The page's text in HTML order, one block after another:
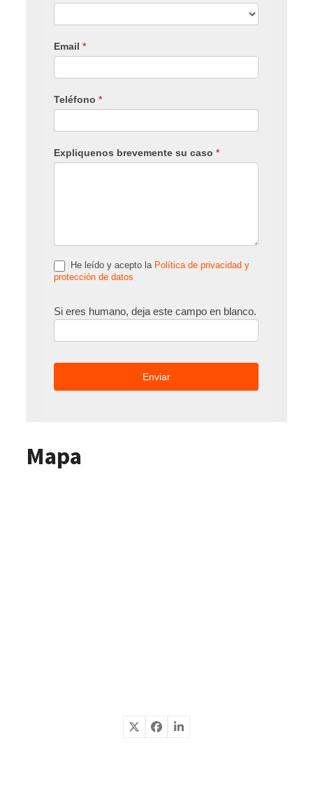
Email*
Teléfono*
Expliquenos brevemente su caso*
He leído y acepto la Política de privacidad y
protección de datos
Si eres humano, deja este campo en blanco.
Mapa